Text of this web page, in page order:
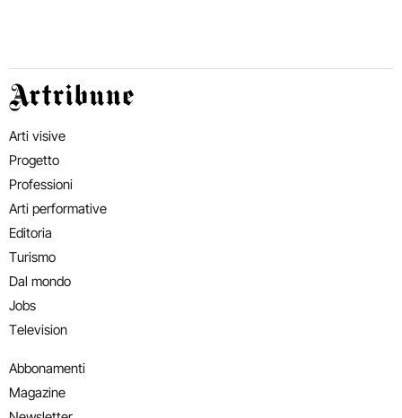
Artribune
Arti visive
Progetto
Professioni
Arti performative
Editoria
Turismo
Dal mondo
Jobs
Television
Abbonamenti
Magazine